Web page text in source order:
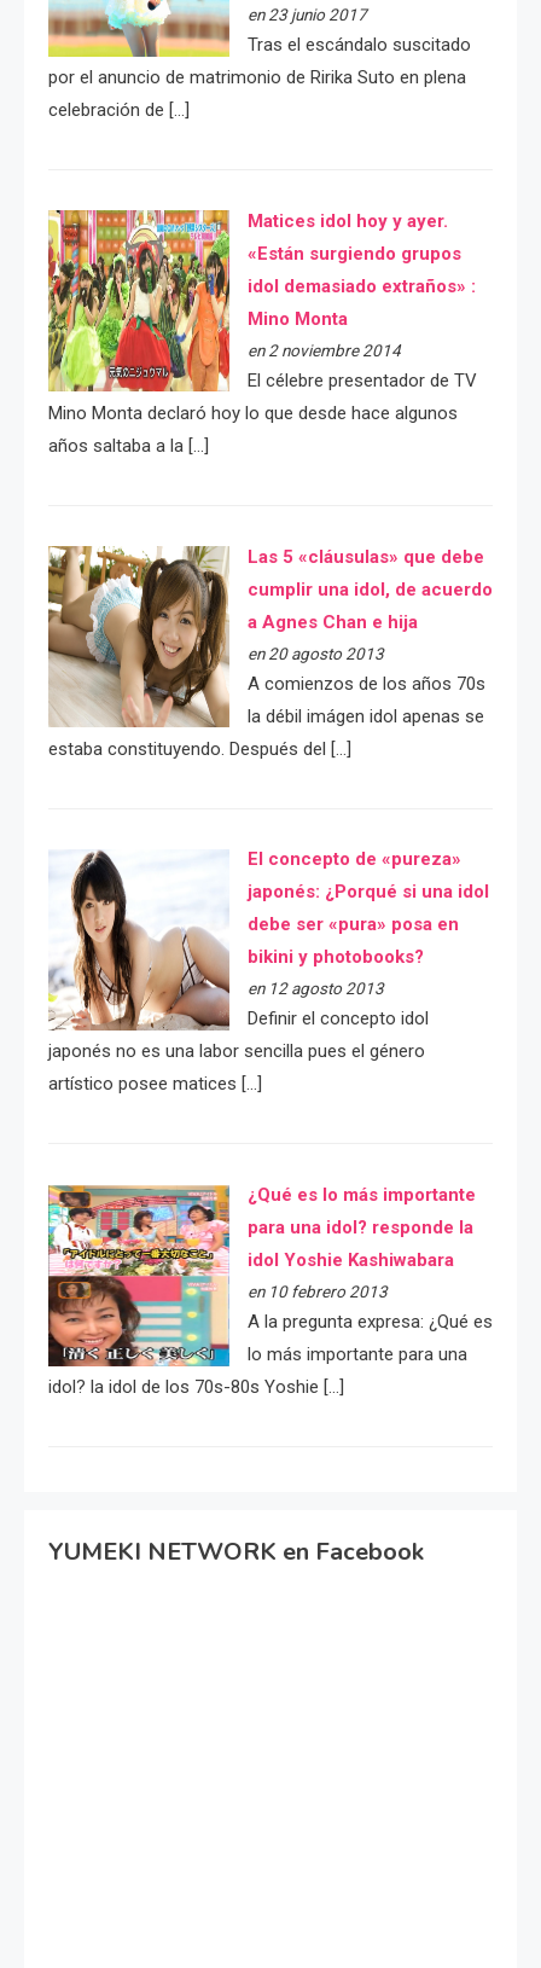
en 23 junio 2017
Tras el escándalo suscitado
por el anuncio de matrimonio de Ririka Suto en plena
celebración de […]
Matices idol hoy y ayer.
«Están surgiendo grupos
idol demasiado extraños» :
Mino Monta
en 2 noviembre 2014
El célebre presentador de TV
Mino Monta declaró hoy lo que desde hace algunos
años saltaba a la […]
Las 5 «cláusulas» que debe
cumplir una idol, de acuerdo
a Agnes Chan e hija
en 20 agosto 2013
A comienzos de los años 70s
la débil imágen idol apenas se
estaba constituyendo. Después del […]
El concepto de «pureza»
japonés: ¿Porqué si una idol
debe ser «pura» posa en
bikini y photobooks?
en 12 agosto 2013
Definir el concepto idol
japonés no es una labor sencilla pues el género
artístico posee matices […]
¿Qué es lo más importante
para una idol? responde la
idol Yoshie Kashiwabara
en 10 febrero 2013
A la pregunta expresa: ¿Qué es
lo más importante para una
idol? la idol de los 70s-80s Yoshie […]
YUMEKI NETWORK en Facebook